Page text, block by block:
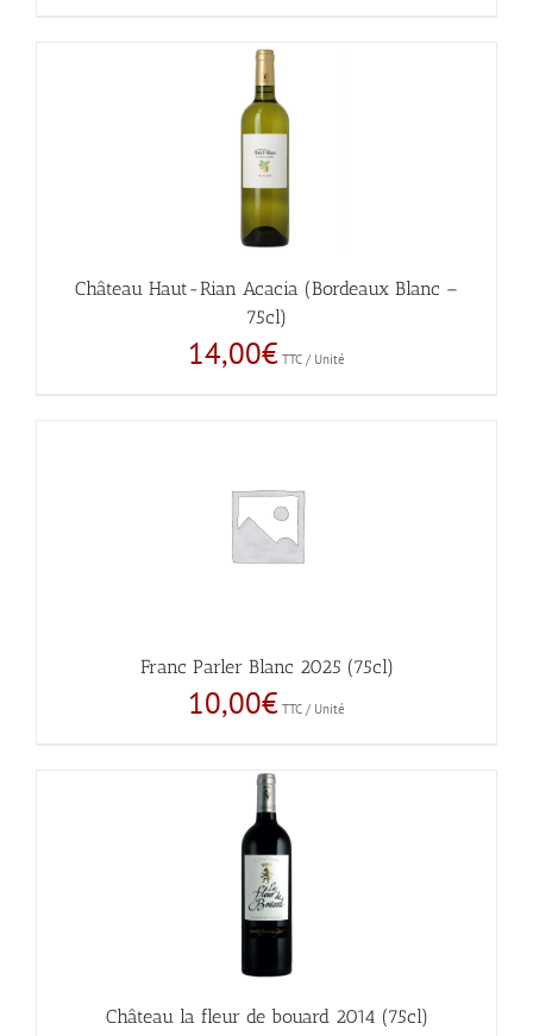
Château Haut-Rian Acacia (Bordeaux Blanc –
75cl)
14,00€ TTC / Unité
Franc Parler Blanc 2025 (75cl)
10,00€ TTC / Unité
Château la fleur de bouard 2014 (75cl)